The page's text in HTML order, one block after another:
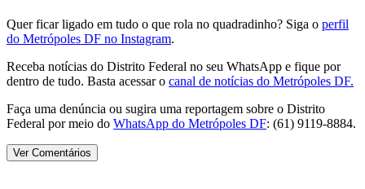
Quer ficar ligado em tudo o que rola no quadradinho? Siga o perfil
do Metrópoles DF no Instagram.
Receba notícias do Distrito Federal no seu WhatsApp e fique por
dentro de tudo. Basta acessar o canal de notícias do Metrópoles DF.
Faça uma denúncia ou sugira uma reportagem sobre o Distrito
Federal por meio do WhatsApp do Metrópoles DF: (61) 9119-8884.
Ver Comentários